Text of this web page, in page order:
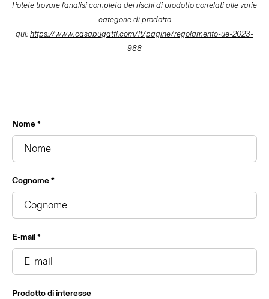
Potete trovare l'analisi completa dei rischi di prodotto correlati alle varie
categorie di prodotto
qui:https://www.casabugatti.com/it/pagine/regolamento-ue-2023-
988
Nome *
Cognome *
E-mail *
Prodotto di interesse